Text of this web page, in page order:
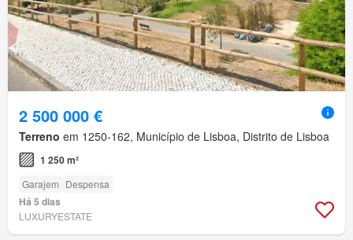
2 500 000 €
Terreno em 1250-162, Município de Lisboa, Distrito de Lisboa
1 250 m²
Garajem Despensa
Há 5 dias
LUXURYESTATE